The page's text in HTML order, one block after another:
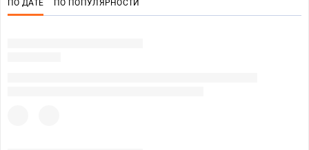
ПО ДАТЕ ПО ПОПУЛЯРНОСТИ